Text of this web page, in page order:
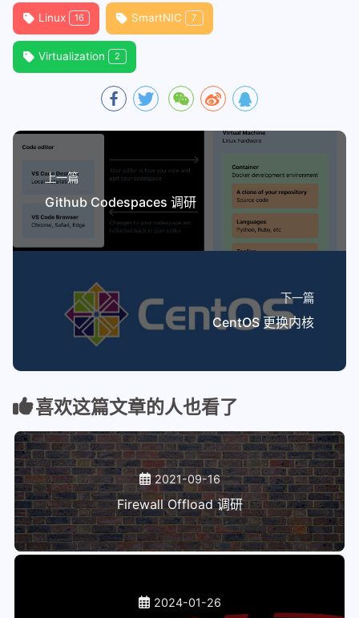
Linux 16 SmartNIC 7
Virtualization 2
上一篇
Github Codespaces 调研
下一篇
CentOS 更换内核
喜欢这篇文章的人也看了
2021-09-16
Firewall Offload 调研
2024-01-26